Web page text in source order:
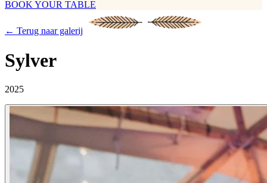
BOOK YOUR TABLE
← Terug naar galerij
Sylver
2025